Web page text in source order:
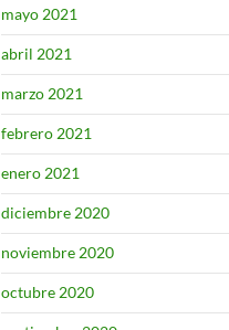
mayo 2021
abril 2021
marzo 2021
febrero 2021
enero 2021
diciembre 2020
noviembre 2020
octubre 2020